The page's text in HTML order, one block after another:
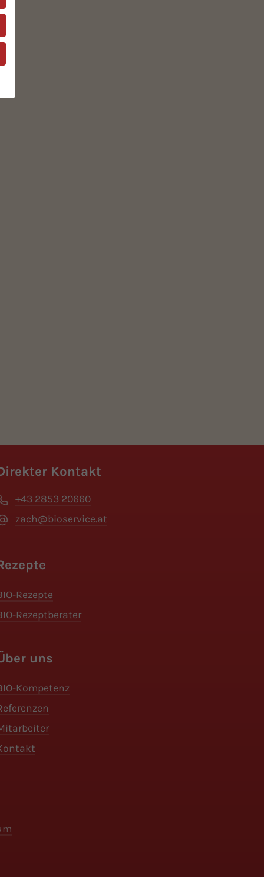
Kontakt
+43 2853 20660
zach@bioservice.at
Rezepte
Rezeptberater
uns
Kompetenz